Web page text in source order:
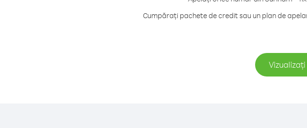
Cumpărați pachete de credit sau un plan de